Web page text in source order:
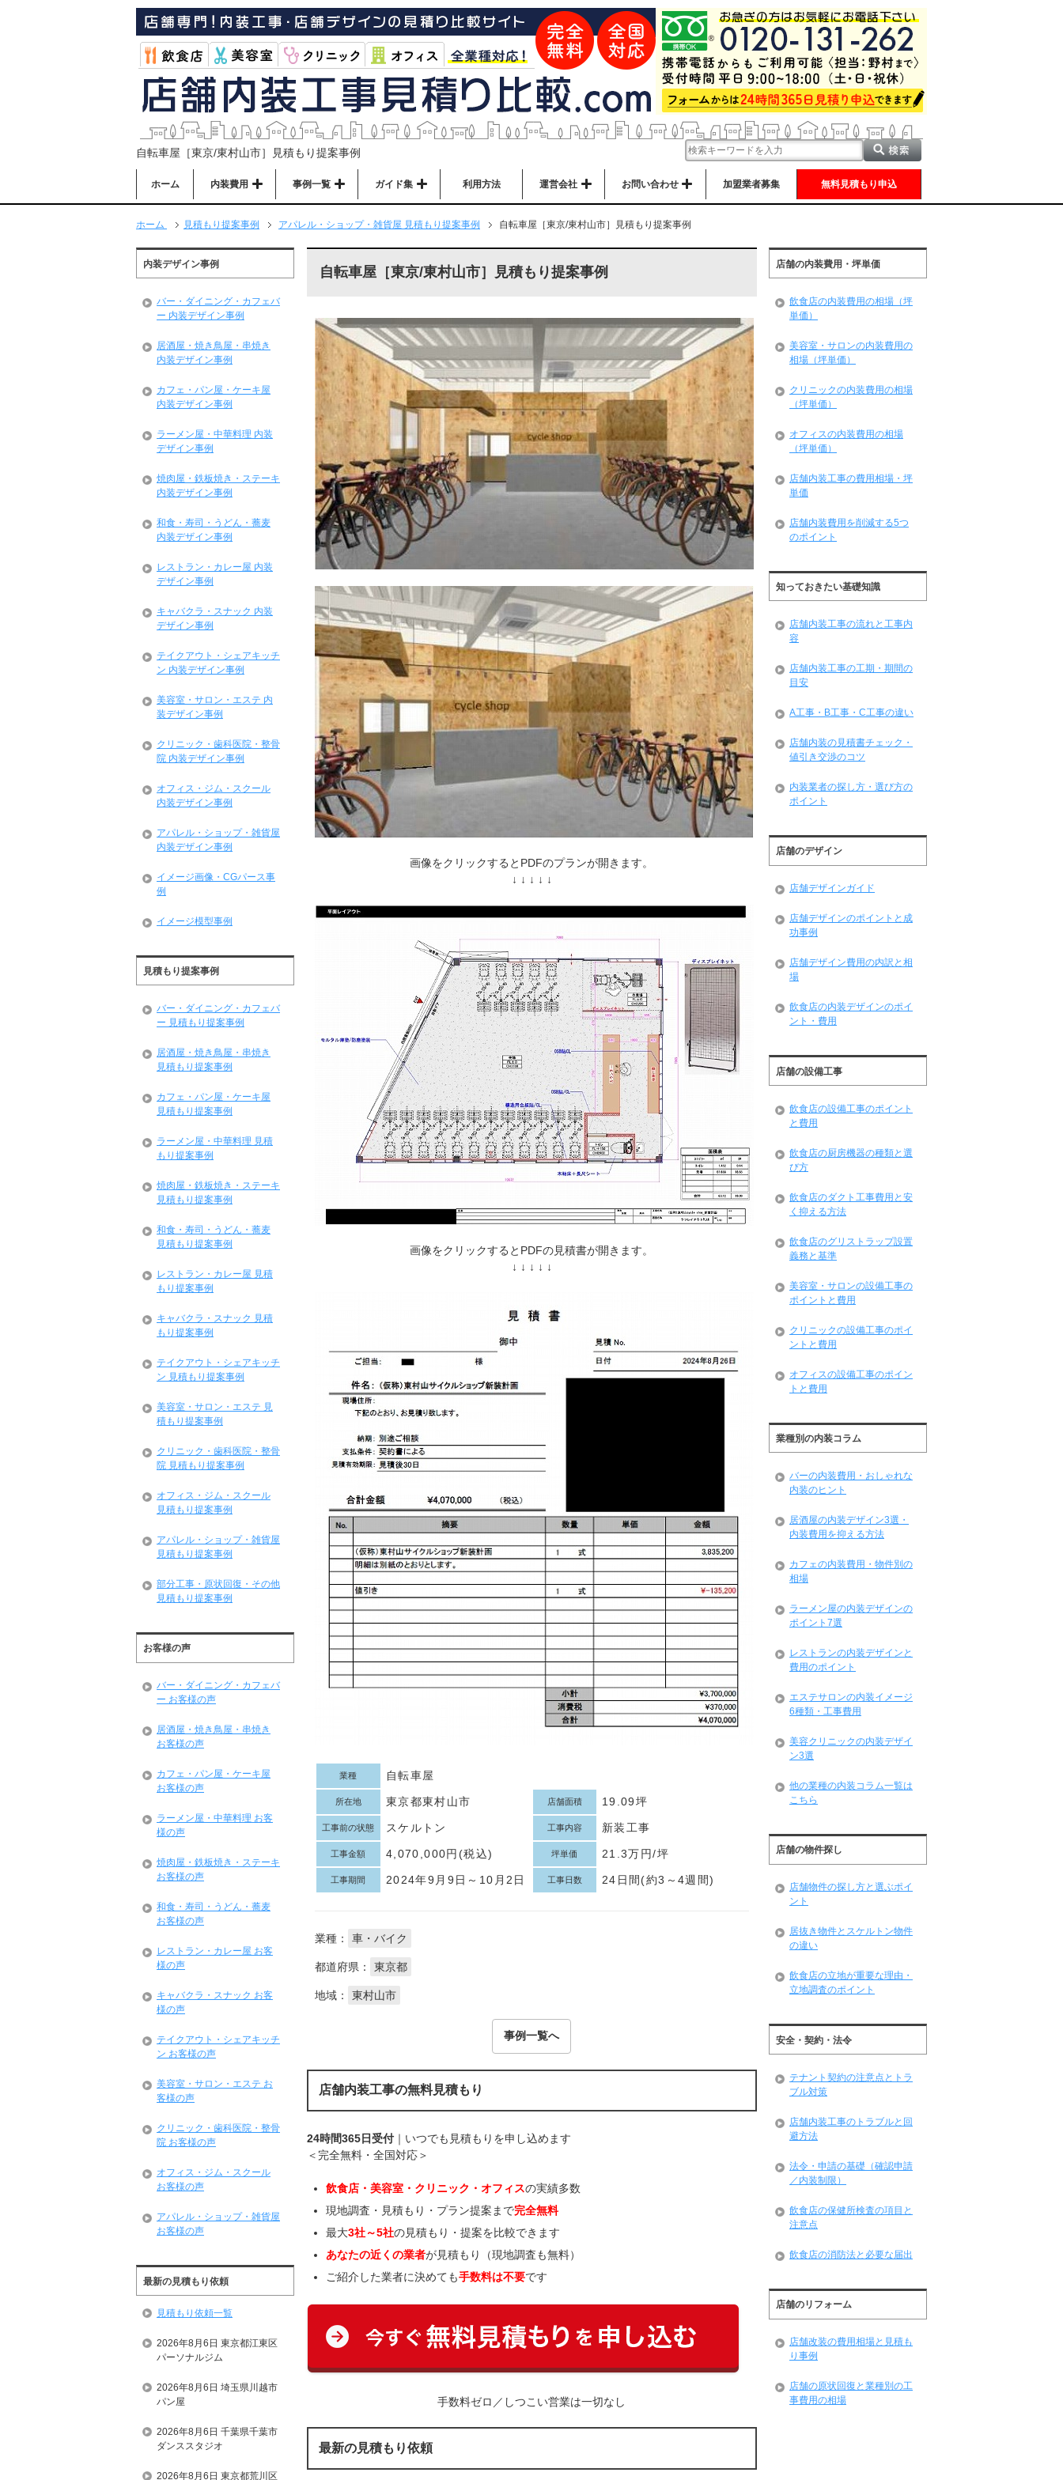
自転車屋［東京/東村山市］見積もり提案事例
ホーム 内装費用 事例一覧 ガイド集 利用方法 運営会社 お問い合わせ 加盟業者募集 無料見積もり申込
ホーム 見積もり提案事例 アパレル・ショップ・雑貨屋 見積もり提案事例 自転車屋［東京/東村山市］見積もり提案事例
自転車屋［東京/東村山市］見積もり提案事例
画像をクリックするとPDFのプランが開きます。
↓ ↓ ↓ ↓ ↓
画像をクリックするとPDFの見積書が開きます。
↓ ↓ ↓ ↓ ↓
業種 自転車屋
所在地 東京都東村山市 店舗面積 19.09坪
工事前の状態 スケルトン 工事内容 新装工事
工事金額 4,070,000円(税込) 坪単価 21.3万円/坪
工事期間 2024年9月9日～10月2日 工事日数 24日間(約3～4週間)
業種： 車・バイク
都道府県： 東京都
地域： 東村山市
事例一覧へ
店舗内装工事の無料見積もり
24時間365日受付｜いつでも見積もりを申し込めます
＜完全無料・全国対応＞
飲食店・美容室・クリニック・オフィスの実績多数
現地調査・見積もり・プラン提案まで完全無料
最大3社～5社の見積もり・提案を比較できます
あなたの近くの業者が見積もり（現地調査も無料）
ご紹介した業者に決めても手数料は不要です
手数料ゼロ／しつこい営業は一切なし
最新の見積もり依頼
内装デザイン事例
バー・ダイニング・カフェバ
ー 内装デザイン事例
居酒屋・焼き鳥屋・串焼き
内装デザイン事例
カフェ・パン屋・ケーキ屋
内装デザイン事例
ラーメン屋・中華料理 内装
デザイン事例
焼肉屋・鉄板焼き・ステーキ
内装デザイン事例
和食・寿司・うどん・蕎麦
内装デザイン事例
レストラン・カレー屋 内装
デザイン事例
キャバクラ・スナック 内装
デザイン事例
テイクアウト・シェアキッチ
ン 内装デザイン事例
美容室・サロン・エステ 内
装デザイン事例
クリニック・歯科医院・整骨
院 内装デザイン事例
オフィス・ジム・スクール
内装デザイン事例
アパレル・ショップ・雑貨屋
内装デザイン事例
イメージ画像・CGパース事
例
イメージ模型事例
見積もり提案事例
バー・ダイニング・カフェバ
ー 見積もり提案事例
居酒屋・焼き鳥屋・串焼き
見積もり提案事例
カフェ・パン屋・ケーキ屋
見積もり提案事例
ラーメン屋・中華料理 見積
もり提案事例
焼肉屋・鉄板焼き・ステーキ
見積もり提案事例
和食・寿司・うどん・蕎麦
見積もり提案事例
レストラン・カレー屋 見積
もり提案事例
キャバクラ・スナック 見積
もり提案事例
テイクアウト・シェアキッチ
ン 見積もり提案事例
美容室・サロン・エステ 見
積もり提案事例
クリニック・歯科医院・整骨
院 見積もり提案事例
オフィス・ジム・スクール
見積もり提案事例
アパレル・ショップ・雑貨屋
見積もり提案事例
部分工事・原状回復・その他
見積もり提案事例
お客様の声
バー・ダイニング・カフェバ
ー お客様の声
居酒屋・焼き鳥屋・串焼き
お客様の声
カフェ・パン屋・ケーキ屋
お客様の声
ラーメン屋・中華料理 お客
様の声
焼肉屋・鉄板焼き・ステーキ
お客様の声
和食・寿司・うどん・蕎麦
お客様の声
レストラン・カレー屋 お客
様の声
キャバクラ・スナック お客
様の声
テイクアウト・シェアキッチ
ン お客様の声
美容室・サロン・エステ お
客様の声
クリニック・歯科医院・整骨
院 お客様の声
オフィス・ジム・スクール
お客様の声
アパレル・ショップ・雑貨屋
お客様の声
最新の見積もり依頼
見積もり依頼一覧
2026年8月6日 東京都江東区
パーソナルジム
2026年8月6日 埼玉県川越市
パン屋
2026年8月6日 千葉県千葉市
ダンススタジオ
2026年8月6日 東京都荒川区
店舗の内装費用・坪単価
飲食店の内装費用の相場（坪
単価）
美容室・サロンの内装費用の
相場（坪単価）
クリニックの内装費用の相場
（坪単価）
オフィスの内装費用の相場
（坪単価）
店舗内装工事の費用相場・坪
単価
店舗内装費用を削減する5つ
のポイント
知っておきたい基礎知識
店舗内装工事の流れと工事内
容
店舗内装工事の工期・期間の
目安
A工事・B工事・C工事の違い
店舗内装の見積書チェック・
値引き交渉のコツ
内装業者の探し方・選び方の
ポイント
店舗のデザイン
店舗デザインガイド
店舗デザインのポイントと成
功事例
店舗デザイン費用の内訳と相
場
飲食店の内装デザインのポイ
ント・費用
店舗の設備工事
飲食店の設備工事のポイント
と費用
飲食店の厨房機器の種類と選
び方
飲食店のダクト工事費用と安
く抑える方法
飲食店のグリストラップ設置
義務と基準
美容室・サロンの設備工事の
ポイントと費用
クリニックの設備工事のポイ
ントと費用
オフィスの設備工事のポイン
トと費用
業種別の内装コラム
バーの内装費用・おしゃれな
内装のヒント
居酒屋の内装デザイン3選・
内装費用を抑える方法
カフェの内装費用・物件別の
相場
ラーメン屋の内装デザインの
ポイント7選
レストランの内装デザインと
費用のポイント
エステサロンの内装イメージ
6種類・工事費用
美容クリニックの内装デザイ
ン3選
他の業種の内装コラム一覧は
こちら
店舗の物件探し
店舗物件の探し方と選ぶポイ
ント
居抜き物件とスケルトン物件
の違い
飲食店の立地が重要な理由・
立地調査のポイント
安全・契約・法令
テナント契約の注意点とトラ
ブル対策
店舗内装工事のトラブルと回
避方法
法令・申請の基礎（確認申請
／内装制限）
飲食店の保健所検査の項目と
注意点
飲食店の消防法と必要な届出
店舗のリフォーム
店舗改装の費用相場と見積も
り事例
店舗の原状回復と業種別の工
事費用の相場